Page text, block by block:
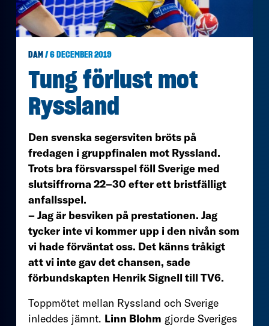
DAM / 6 DECEMBER 2019
Tung förlust mot
Ryssland
Den svenska segersviten bröts på
fredagen i gruppfinalen mot Ryssland.
Trots bra försvarsspel föll Sverige med
slutsiffrorna 22–30 efter ett bristfälligt
anfallsspel.
– Jag är besviken på prestationen. Jag
tycker inte vi kommer upp i den nivån som
vi hade förväntat oss. Det känns tråkigt
att vi inte gav det chansen, sade
förbundskapten Henrik Signell till TV6.
Toppmötet mellan Ryssland och Sverige
inleddes jämnt. Linn Blohm gjorde Sveriges